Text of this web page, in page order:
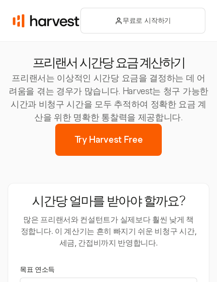
무료로 시작하기
프리랜서 시간당 요금 계산하기
프리랜서는 이상적인 시간당 요금을 결정하는 데 어
려움을 겪는 경우가 많습니다. Harvest는 청구 가능한
시간과 비청구 시간을 모두 추적하여 정확한 요금 계
산을 위한 명확한 통찰력을 제공합니다.
Try Harvest Free
시간당 얼마를 받아야 할까요?
많은 프리랜서와 컨설턴트가 실제보다 훨씬 낮게 책
정합니다. 이 계산기는 흔히 빠지기 쉬운 비청구 시간,
세금, 간접비까지 반영합니다.
목표 연소득